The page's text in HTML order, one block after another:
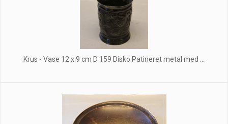
Krus - Vase 12 x 9 cm D 159 Disko Patineret metal med ...